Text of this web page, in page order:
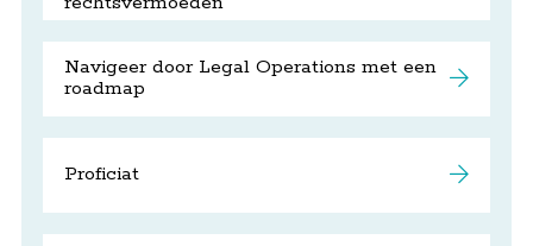
Navigeer door Legal Operations met een
roadmap
Proficiat